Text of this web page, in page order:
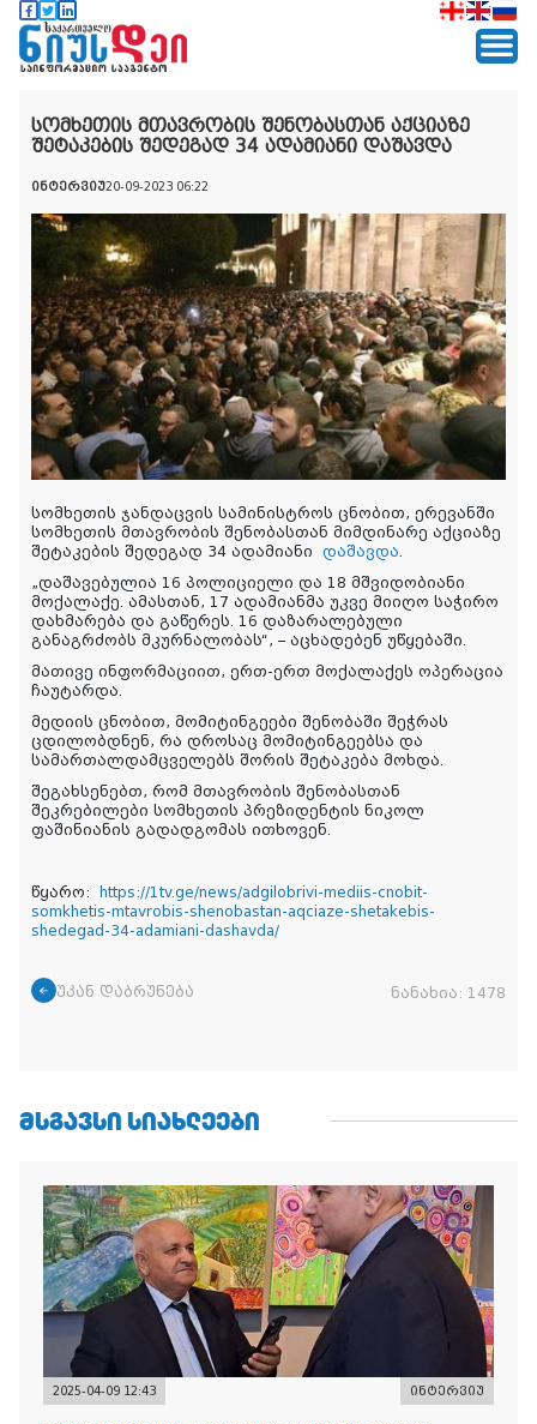
სომხეთის მთავრობის შენობასთან აქციაზე
შეტაკების შედეგად 34 ადამიანი დაშავდა
ინტერვიუ20-09-2023 06:22
სომხეთის ჯანდაცვის სამინისტროს ცნობით, ერევანში
სომხეთის მთავრობის შენობასთან მიმდინარე აქციაზე
შეტაკების შედეგად 34 ადამიანი დაშავდა.
„დაშავებულია 16 პოლიციელი და 18 მშვიდობიანი
მოქალაქე. ამასთან, 17 ადამიანმა უკვე მიიღო საჭირო
დახმარება და გაწერეს. 16 დაზარალებული
განაგრძობს მკურნალობას“, – აცხადებენ უწყებაში.
მათივე ინფორმაციით, ერთ-ერთ მოქალაქეს ოპერაცია
ჩაუტარდა.
მედიის ცნობით, მომიტინგეები შენობაში შეჭრას
ცდილობდნენ, რა დროსაც მომიტინგეებსა და
სამართალდამცველებს შორის შეტაკება მოხდა.
შეგახსენებთ, რომ მთავრობის შენობასთან
შეკრებილები სომხეთის პრეზიდენტის ნიკოლ
ფაშინიანის გადადგომას ითხოვენ.
წყარო:
https://1tv.ge/news/adgilobrivi-mediis-cnobit-
somkhetis-mtavrobis-shenobastan-aqciaze-shetakebis-
shedegad-34-adamiani-dashavda/
უკან დაბრუნება ნანახია: 1478
ᲛᲡᲒᲐᲕᲡᲘ ᲡᲘᲐᲮᲚᲔᲔᲑᲘ
2025-04-09 12:43 ინტერვიუ